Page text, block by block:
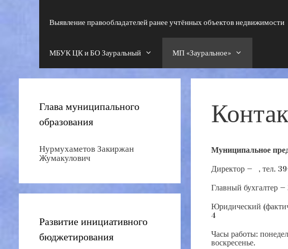
Выявление правообладателей ранее учтённых объектов недвижимости
МБУК ЦК и БО Зауральный МП «Зауральное»
Муниципальное
Директор — , тел.
Главный бухгалтер
Юридический
4
Часы работы:
воскресенье.
Глава муниципального
образования
Нурмухаметов Закиржан
Жумакулович
Развитие инициативного
бюджетирования